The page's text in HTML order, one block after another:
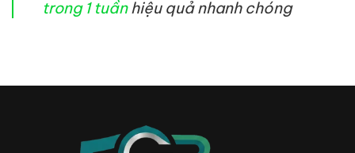
trong 1 tuầnhiệu quả nhanh chóng